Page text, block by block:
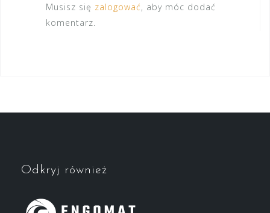
Musisz się zalogować, aby móc dodać
komentarz.
Odkryj również